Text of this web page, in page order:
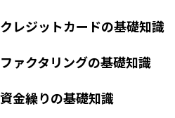
クレジットカードの基礎知識
ファクタリングの基礎知識
資金繰りの基礎知識